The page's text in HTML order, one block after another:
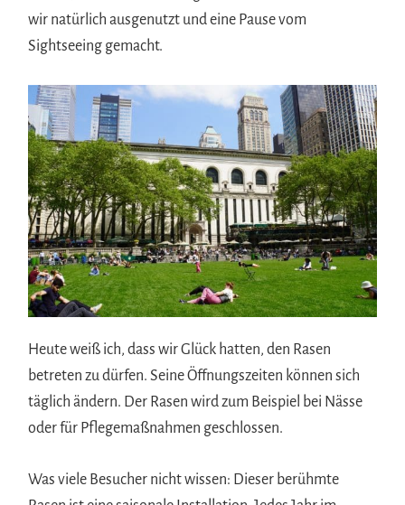
wir natürlich ausgenutzt und eine Pause vom
Sightseeing gemacht.
Heute weiß ich, dass wir Glück hatten, den Rasen
betreten zu dürfen. Seine Öffnungszeiten können sich
täglich ändern. Der Rasen wird zum Beispiel bei Nässe
oder für Pflegemaßnahmen geschlossen.
Was viele Besucher nicht wissen: Dieser berühmte